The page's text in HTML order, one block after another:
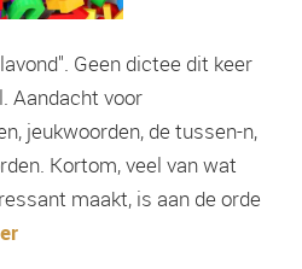
Geen dictee dit keer
Aandacht voor
jeukwoorden, de tussen-n,
Kortom, veel van wat
maakt, is aan de orde